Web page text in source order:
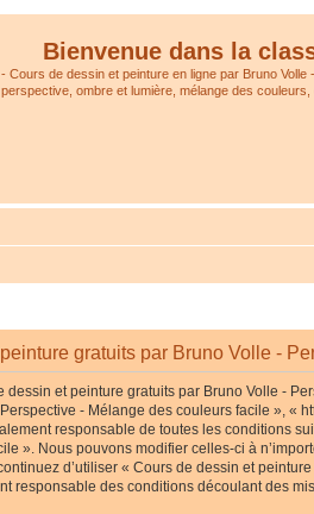
Bienvenue dans la
- Cours de dessin et peinture en ligne par Bruno
perspective, ombre et lumière, mélange des couleurs,
gratuits par Bruno Volle -
dessin et peinture gratuits par Bruno Volle -
- Mélange des couleurs facile », «
responsable de toutes les conditions
». Nous pouvons modifier celles-ci à
d’utiliser « Cours de dessin et
responsable des conditions découlant des